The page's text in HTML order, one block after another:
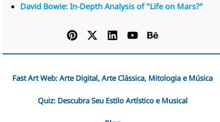
David Bowie: In-Depth Analysis of "Life on Mars?"
Fast Art Web: Arte Digital, Arte Clássica, Mitologia e Música
Quiz: Descubra Seu Estilo Artístico e Musical